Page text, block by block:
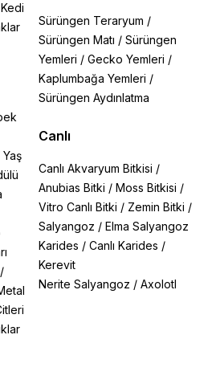
Kedi
Yaş
/
Sürüngen Teraryum /
Sürüngen Matı / Sürüngen
Yemleri / Gecko Yemleri /
Kaplumbağa Yemleri /
Sürüngen Aydınlatma
Canlı
Canlı Akvaryum Bitkisi /
Anubias Bitki / Moss Bitkisi /
Vitro Canlı Bitki / Zemin Bitki /
Salyangoz / Elma Salyangoz
Karides / Canlı Karides /
Kerevit
Nerite Salyangoz / Axolotl